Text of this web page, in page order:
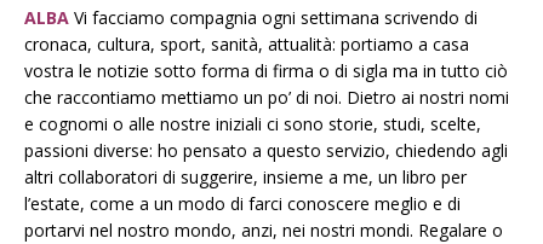
ALBA Vi facciamo compagnia ogni settimana scrivendo di
cronaca, cultura, sport, sanità, attualità: portiamo a casa
vostra le notizie sotto forma di firma o di sigla ma in tutto ciò
che raccontiamo mettiamo un po’ di noi. Dietro ai nostri nomi
e cognomi o alle nostre iniziali ci sono storie, studi, scelte,
passioni diverse: ho pensato a questo servizio, chiedendo agli
altri collaboratori di suggerire, insieme a me, un libro per
l’estate, come a un modo di farci conoscere meglio e di
portarvi nel nostro mondo, anzi, nei nostri mondi. Regalare o